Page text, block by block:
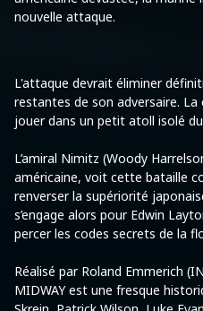
nouvelle attaque.
L'attaque devrait éliminer
restantes de son adversaire. La
jouer dans un petit atoll isolé
L’amiral Nimitz (Woody
américaine, voit cette bataille
renverser la supériorité
s’engage alors pour Edwin
percer les codes secrets de la
Réalisé par Roland Emmerich
MIDWAY est une fresque